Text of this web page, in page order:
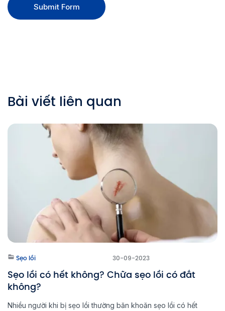
Submit Form
Bài viết liên quan
Sẹo lồi 30-09-2023
Sẹo lồi có hết không? Chữa sẹo lồi có đắt
không?
Nhiều người khi bị sẹo lồi thường băn khoăn sẹo lồi có hết